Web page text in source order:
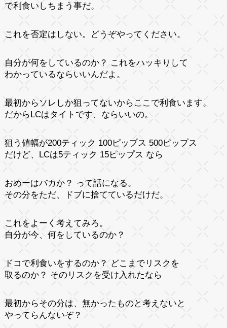
で利食いしちまう事だ。
これを否定はしない。どうぞやってください。
自分が何をしているのか？ これをハッキりして
わかっているならいいんだよ。
最初からソレしか狙ってないからここで利食います。
だからLCはタイトです、ならいいの。
狙う値幅が200ティック 100ピップス 500ピップス
だけど、LCは5ティック 15ピップス なら
おめーはバカか？ って話になる。
その分をただ、ドブに捨てているだけだ。
これをよーく考えてみろ。
自分が今、何をしているのか？
ドコで利食いをするのか？ どこまでリスクを
取るのか？ そのリスクを受け入れたなら
最初からその分は、無かったものと考えないと
やってらんないぞ？